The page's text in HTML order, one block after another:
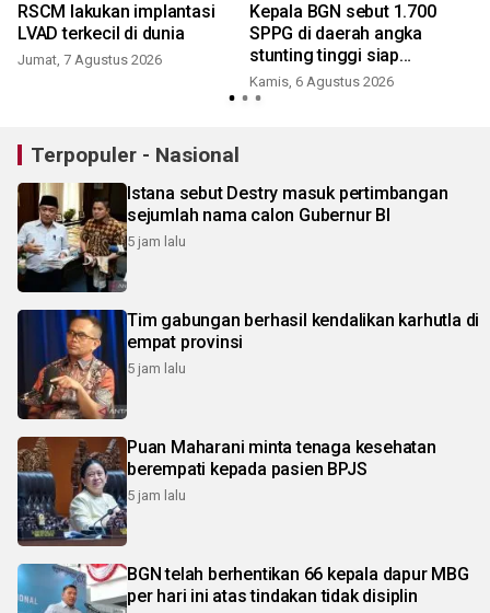
RSCM lakukan implantasi
LVAD terkecil di dunia
Jumat, 7 Agustus 2026
Kepala BGN sebut 1.700
SPPG di daerah angka
stunting tinggi siap
beroperasi
Kamis, 6 Agustus 2026
Terpopuler - Nasional
Istana sebut Destry masuk pertimbangan
sejumlah nama calon Gubernur BI
5 jam lalu
Tim gabungan berhasil kendalikan karhutla di
empat provinsi
5 jam lalu
Puan Maharani minta tenaga kesehatan
berempati kepada pasien BPJS
5 jam lalu
BGN telah berhentikan 66 kepala dapur MBG
per hari ini atas tindakan tidak disiplin